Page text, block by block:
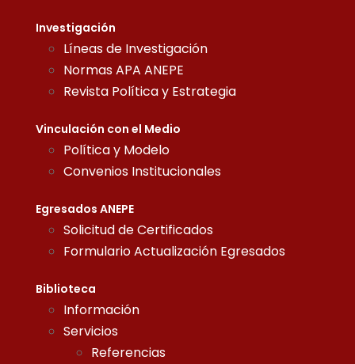
Investigación
Líneas de Investigación
Normas APA ANEPE
Revista Política y Estrategia
Vinculación con el Medio
Política y Modelo
Convenios Institucionales
Egresados ANEPE
Solicitud de Certificados
Formulario Actualización Egresados
Biblioteca
Información
Servicios
Referencias